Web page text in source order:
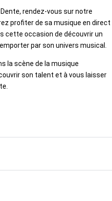
rendez-vous sur notre
profiter de sa musique en direct
cette occasion de découvrir un
par son univers musical.
la scène de la musique
son talent et à vous laisser